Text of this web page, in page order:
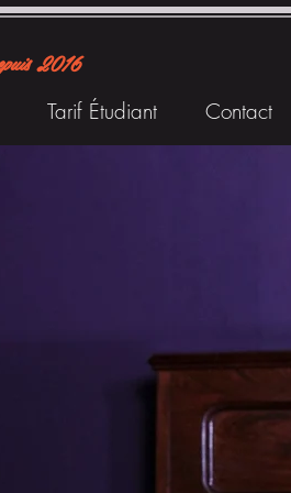
2016
Tarif Étudiant Contact